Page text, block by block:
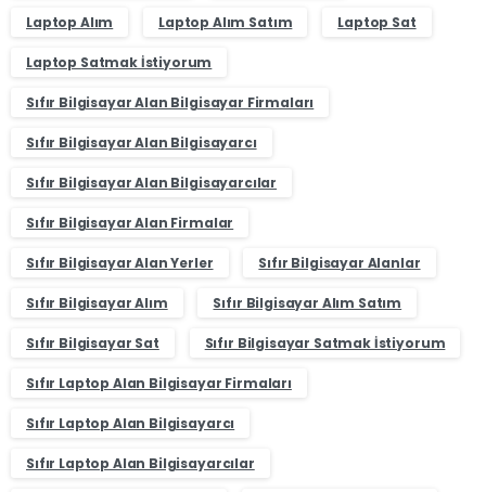
Laptop Alım Laptop Alım Satım Laptop Sat
Laptop Satmak İstiyorum
Sıfır Bilgisayar Alan Bilgisayar Firmaları
Sıfır Bilgisayar Alan Bilgisayarcı
Sıfır Bilgisayar Alan Bilgisayarcılar
Sıfır Bilgisayar Alan Firmalar
Sıfır Bilgisayar Alan Yerler Sıfır Bilgisayar Alanlar
Sıfır Bilgisayar Alım Sıfır Bilgisayar Alım Satım
Sıfır Bilgisayar Sat Sıfır Bilgisayar Satmak İstiyorum
Sıfır Laptop Alan Bilgisayar Firmaları
Sıfır Laptop Alan Bilgisayarcı
Sıfır Laptop Alan Bilgisayarcılar